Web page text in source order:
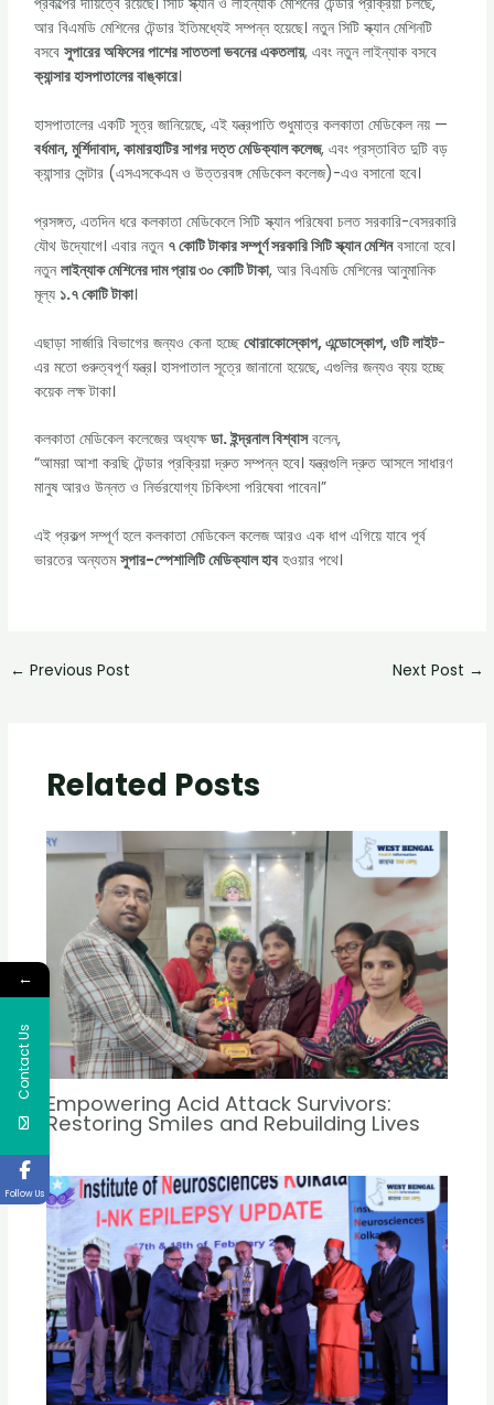
আর বিএমডি মেশিনের টেন্ডার ইতিমধ্যেই সম্পন্ন হয়েছে। নতুন সিটি স্ক্যান মেশিনটি
বসবেসুপারের অফিসের পাশের সাততলা ভবনের একতলায়, এবং নতুন লাইন্যাক বসবে
ক্যান্সার হাসপাতালের বাঙ্কারে।
হাসপাতালের একটি সূত্র জানিয়েছে, এই যন্ত্রপাতি শুধুমাত্র কলকাতা মেডিকেল নয় —
বর্ধমান, মুর্শিদাবাদ, কামারহাটির সাগর দত্ত মেডিক্যাল কলেজ, এবং প্রস্তাবিত দুটি বড়
ক্যান্সার সেন্টার (এসএসকেএম ও উত্তরবঙ্গ মেডিকেল কলেজ)-এও বসানো হবে।
প্রসঙ্গত, এতদিন ধরে কলকাতা মেডিকেলে সিটি স্ক্যান পরিষেবা চলত সরকারি-বেসরকারি
যৌথ উদ্যোগে। এবার নতুন ৭ কোটি টাকার সম্পূর্ণ সরকারি সিটি স্ক্যান মেশিনবসানো হবে।
নতুনলাইন্যাক মেশিনের দাম প্রায় ৩০ কোটি টাকা, আর বিএমডি মেশিনের আনুমানিক
মূল্য ১.৭ কোটি টাকা।
এছাড়া সার্জারি বিভাগের জন্যও কেনা হচ্ছেথোরাকোস্কোপ, এন্ডোস্কোপ, ওটি লাইট-
এর মতো গুরুত্বপূর্ণ যন্ত্র। হাসপাতাল সূত্রে জানানো হয়েছে, এগুলির জন্যও ব্যয় হচ্ছে
কয়েক লক্ষ টাকা।
কলকাতা মেডিকেল কলেজের অধ্যক্ষডা. ইন্দ্রনাল বিশ্বাসবলেন,
“আমরা আশা করছি টেন্ডার প্রক্রিয়া দ্রুত সম্পন্ন হবে। যন্ত্রগুলি দ্রুত আসলে সাধারণ
মানুষ আরও উন্নত ও নির্ভরযোগ্য চিকিৎসা পরিষেবা পাবেন।”
এই প্রকল্প সম্পূর্ণ হলে কলকাতা মেডিকেল কলেজ আরও এক ধাপ এগিয়ে যাবে পূর্ব
ভারতের অন্যতমসুপার-স্পেশালিটি মেডিক্যাল হাব হওয়ার পথে।
← Previous Post Next Post →
Related Posts
Empowering Acid Attack Survivors:
Restoring Smiles and Rebuilding Lives
←
Contact Us
Follow Us